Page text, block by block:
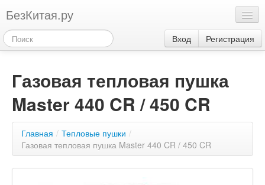
БезКитая.ру
Каталог
Контакты
Акции 3
Вход Регистрация
Газовая тепловая пушка
Master 440 CR / 450 CR
Главная / Тепловые пушки /
Газовая тепловая пушка Master 440 CR / 450 CR